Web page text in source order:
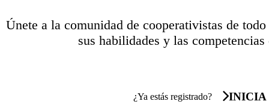
Únete a la comunidad de cooperativistas de
sus habilidades y las
¿Ya estás registrado? INICIA